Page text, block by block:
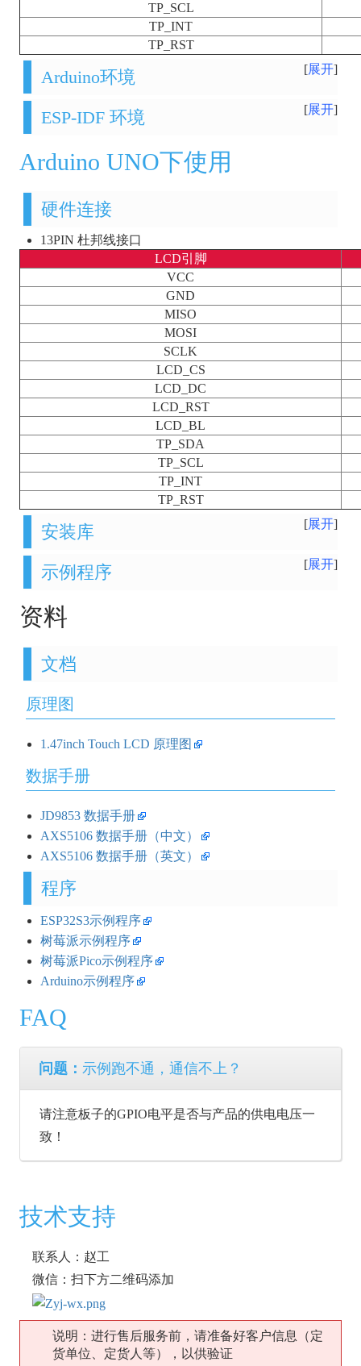
TP_SCL
TP_INT
TP_RST
展开
Arduino环境
展开
ESP-IDF 环境
Arduino UNO下使用
硬件连接
13PIN 杜邦线接口
LCD引脚
VCC
GND
MISO
MOSI
SCLK
LCD_CS
LCD_DC
LCD_RST
LCD_BL
TP_SDA
TP_SCL
TP_INT
TP_RST
展开
安装库
展开
示例程序
资料
文档
原理图
1.47inch Touch LCD 原理图
数据手册
JD9853 数据手册
AXS5106 数据手册（中文）
AXS5106 数据手册（英文）
程序
ESP32S3示例程序
树莓派示例程序
树莓派Pico示例程序
Arduino示例程序
FAQ
问题： 示例跑不通，通信不上？
请注意板子的GPIO电平是否与产品的供电电压一
致！
技术支持
联系人：赵工
微信：扫下方二维码添加
说明：进行售后服务前，请准备好客户信息（定
货单位、定货人等），以供验证